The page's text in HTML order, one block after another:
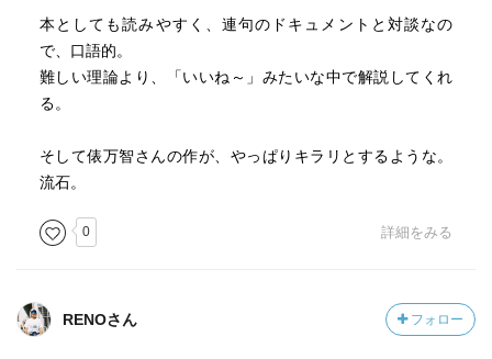
智しか知らないからという理由で彼女の本は何冊か読んだ
ことがあったが、完全な短歌じゃないとはいえこうして他
の人の句に紛れた俵万智の句を見ると、口語表現の爽やか
・教養が問われる。連句だけ読んでいても前後の句のつな
がりがわからないことがある。座談会パートで「これは古
が出てくる話なので」と解説してくれているとよくわかる
が、「だれそれの有名な短歌のオマージュですね」とか
て付いていけないと、ただならぬ置いてけぼり感を覚え
る。憧れるか、インテリの排他的な遊びね…と思うか、評
本としても読みやすく、連句のドキュメントと対談なの
で、口語的。
難しい理論より、「いいね～」みたいな中で解説してくれ
る。
そして俵万智さんの作が、やっぱりキラリとするような。
流石。
0 詳細をみる
RENOさん フォロー